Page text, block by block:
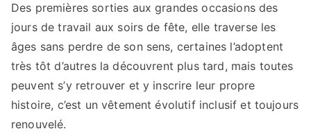
Des premières sorties aux grandes occasions des
jours de travail aux soirs de fête, elle traverse les
âges sans perdre de son sens, certaines l’adoptent
très tôt d’autres la découvrent plus tard, mais toutes
peuvent s’y retrouver et y inscrire leur propre
histoire, c’est un vêtement évolutif inclusif et toujours
renouvelé.